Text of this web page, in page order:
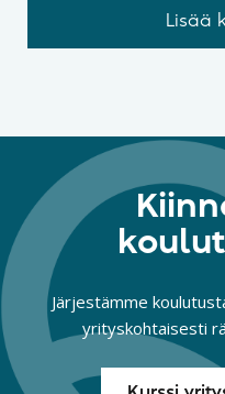
Lisää
Järjestämme
yrityskohtaisesti